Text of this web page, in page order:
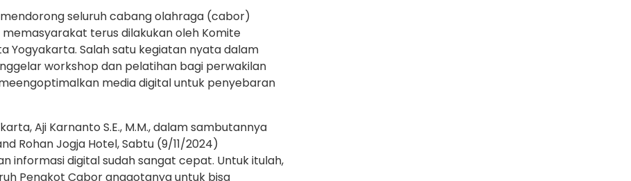
mendorong seluruh cabang olahraga (cabor)
terus dilakukan oleh Komite
Yogyakarta. Salah satu kegiatan nyata dalam
workshop dan pelatihan bagi perwakilan
media digital untuk penyebaran
Aji Karnanto S.E., M.M., dalam sambutannya
Rohan Jogja Hotel, Sabtu (9/11/2024)
informasi digital sudah sangat cepat. Untuk itulah,
Pengkot Cabor anggotanya untuk bisa